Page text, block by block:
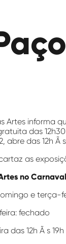
Artes informa
das
abre das 12h Ã
as
no Carnaval
e terça-
fechado
das 12h Ã s 19h